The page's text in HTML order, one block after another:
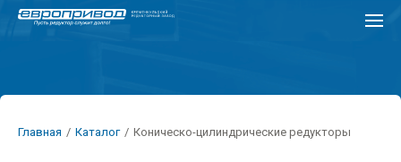
Перейти
Строка
Главная / Каталог / Коническо-цилиндрические редукторы